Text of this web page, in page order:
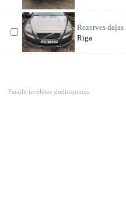
Rezerves
Rīga
Parādīt izvēlētos sludinājumus